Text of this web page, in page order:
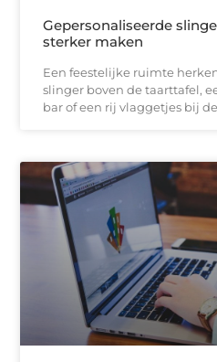
Gepersonaliseerde
sterker maken
Een feestelijke ruimte
slinger boven de taarttafel,
bar of een rij vlaggetjes bij